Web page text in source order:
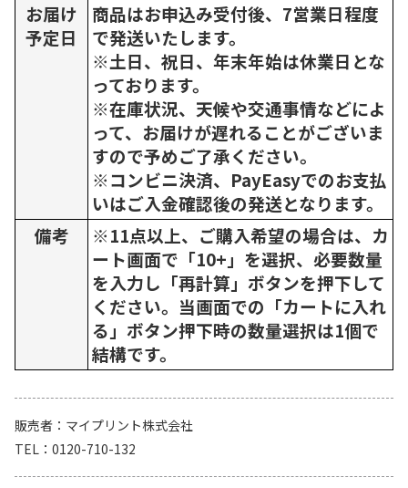
お届け
予定日
商品はお申込み受付後、7営業日程度
で発送いたします。
※土日、祝日、年末年始は休業日とな
っております。
※在庫状況、天候や交通事情などによ
って、お届けが遅れることがございま
すので予めご了承ください。
※コンビニ決済、PayEasyでのお支払
いはご入金確認後の発送となります。
備考
※11点以上、ご購入希望の場合は、カ
ート画面で「10+」を選択、必要数量
を入力し「再計算」ボタンを押下して
ください。当画面での「カートに入れ
る」ボタン押下時の数量選択は1個で
結構です。
販売者
マイプリント株式会社
TEL
0120-710-132